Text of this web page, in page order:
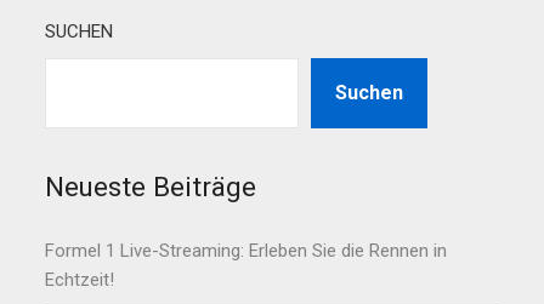
SUCHEN
Suchen
Neueste Beiträge
Formel 1 Live-Streaming: Erleben Sie die Rennen in
Echtzeit!